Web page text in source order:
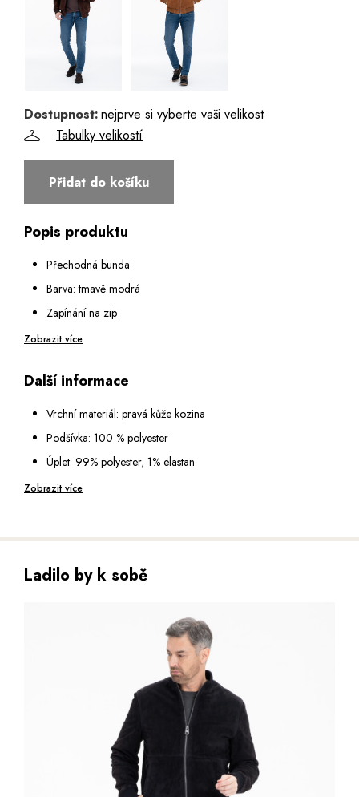
52
56
Dostupnost:nejprve si vyberte vaši velikost
Tabulky velikostí
Přidat do košíku
Popis produktu
Přechodná bunda
Barva: tmavě modrá
Zapínání na zip
Dvě boční kapsy bez zapínání
Rukáv je hladký zakončený lemem z úpletu
Límec do stojáku s lemem z úpletu
Spodní okraj je zakončený lemem z úpletu
Délka: 64 cm, vel. 48
Výška modela: 185 cm (vel. 48)
Zobrazit více
Další informace
Vrchní materiál: pravá kůže kozina
Podšívka: 100 % polyester
Úplet: 99% polyester, 1% elastan
Obsahuje netextilní části živočišného původu
Zobrazit více
Ladilo by k sobě